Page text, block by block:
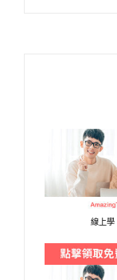
線上學